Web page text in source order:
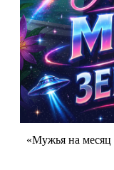
«Мужья на